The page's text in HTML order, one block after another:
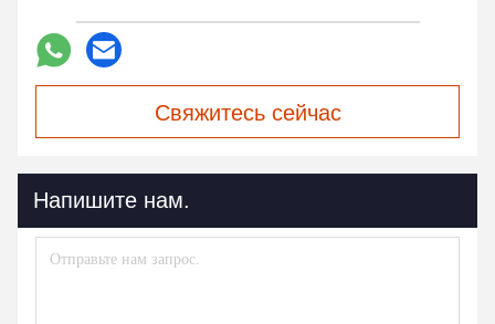
Свяжитесь сейчас
Напишите нам.